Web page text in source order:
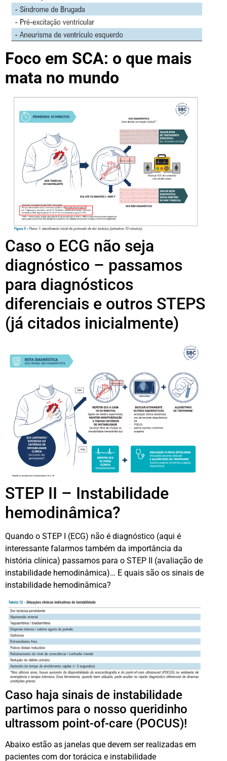
Foco em SCA: o que mais
mata no mundo
Caso o ECG não seja
diagnóstico – passamos
para diagnósticos
diferenciais e outros STEPS
(já citados inicialmente)
STEP II – Instabilidade
hemodinâmica?
Quando o STEP I (ECG) não é diagnóstico (aqui é
interessante falarmos também da importância da
história clínica) passamos para o STEP II (avaliação de
instabilidade hemodinâmica)… E quais são os sinais de
instabilidade hemodinâmica?
Caso haja sinais de instabilidade
partimos para o nosso queridinho
ultrassom point-of-care (POCUS)!
Abaixo estão as janelas que devem ser realizadas em
pacientes com dor torácica e instabilidade